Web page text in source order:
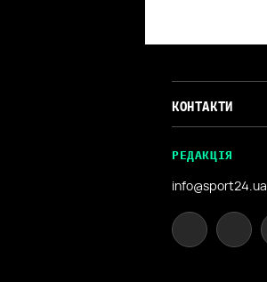
КОНТАКТИ
РЕДАКЦІЯ
info@sport24.ua